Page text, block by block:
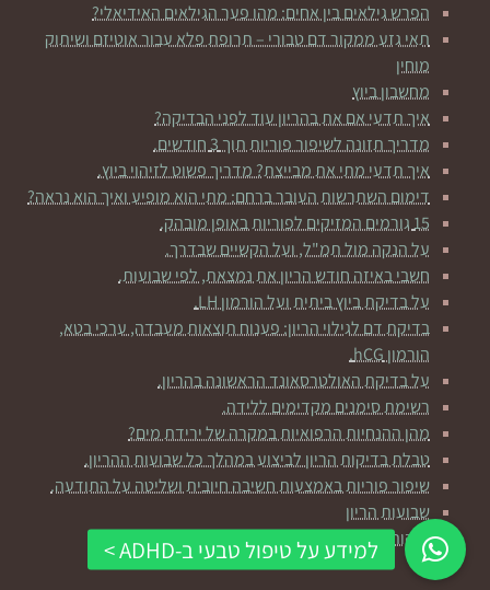
הפרש גילאים בין אחים: מהו פער הגילאים האידיאלי?
תאי גזע ממקור דם טבורי – תרופת פלא עבור אוטיזם ושיתוק
מוחין
מחשבון ביוץ
איך תדעי אם את בהריון עוד לפני הבדיקה?
מדריך תזונה לשיפור פוריות תוך 3 חודשים.
איך תדעי מתי את מבייצת? מדריך פשוט לזיהוי ביוץ.
דימום השתרשות העובר ברחם: מתי הוא מופיע ואיך הוא נראה?
15 גורמים המזיקים לפוריות באופן מובהק.
על הנקה מול תמ"ל, ועל הקשיים שבדרך.
חשבי באיזה חודש הריון את נמצאת, לפי שבועות.
על בדיקת ביוץ ביתית ועל הורמון LH.
בדיקת דם לגילוי הריון: פענוח תוצאות מעבדה, ערכי בטא,
הורמון hCG.
על בדיקת האולטרסאונד הראשונה בהריון.
רשימת סימנים מקדימים ללידה.
מהן ההנחיות הרפואיות במקרה של ירידת מים?
טבלת בדיקות הריון לביצוע במהלך כל שבועות ההריון.
שיפור פוריות באמצעות חשיבה חיובית ושליטה על התודעה.
שבועות הריון
לנקות פחות? זה דווקא טוב לילדים שלכן ומונע סרטן